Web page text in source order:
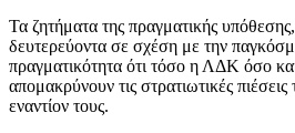
Τα ζητήματα της πραγματικής
δευτερεύοντα σε σχέση με την
πραγματικότητα ότι τόσο η ΛΔΚ όσο
απομακρύνουν τις στρατιωτικές
εναντίον τους.